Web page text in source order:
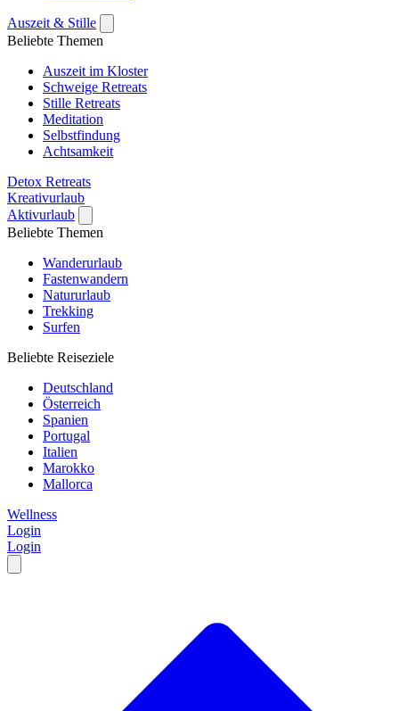
Auszeit & Stille
Beliebte Themen
Auszeit im Kloster
Schweige Retreats
Stille Retreats
Meditation
Selbstfindung
Achtsamkeit
Detox Retreats
Kreativurlaub
Aktivurlaub
Beliebte Themen
Wanderurlaub
Fastenwandern
Natururlaub
Trekking
Surfen
Beliebte Reiseziele
Deutschland
Österreich
Spanien
Portugal
Italien
Marokko
Mallorca
Wellness
Login
Login